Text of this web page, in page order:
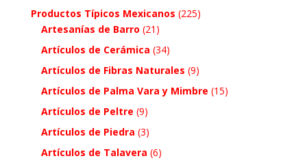
Productos Típicos Mexicanos (225)
Artesanías de Barro (21)
Artículos de Cerámica (34)
Artículos de Fibras Naturales (9)
Artículos de Palma Vara y Mimbre (15)
Artículos de Peltre (9)
Artículos de Piedra (3)
Artículos de Talavera (6)